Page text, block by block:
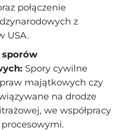
połączenie
z
USA.
sporów
Spory cywilne
majątkowych czy
na drodze
we współpracy